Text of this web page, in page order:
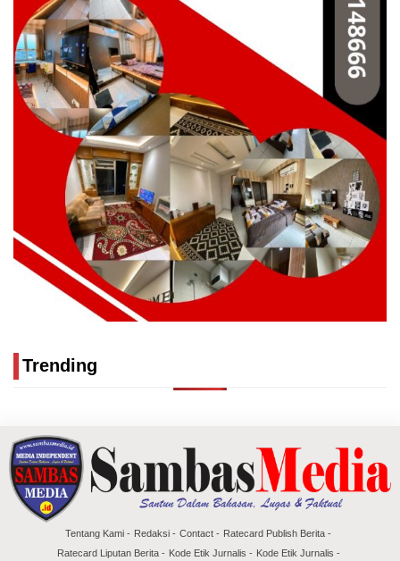
Trending
Tentang Kami Redaksi Contact
Ratecard Publish Berita
Ratecard Liputan Berita
Kode Etik Jurnalis Kode Etik Jurnalis